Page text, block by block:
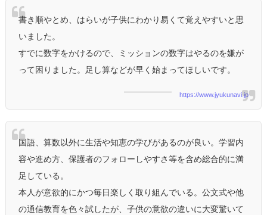
書き順やとめ、はらいが子供にわかり易くて覚えやすいと思
いました。
すでに数字をかけるので、ミッションの数字はやるのを嫌が
って困りました。足し算などが早く始まってほしいです。
https://www.jyukunavi.jp
国語、算数以外に生活や知恵の学びがあるのが良い。学習内
容や進め方、保護者のフォローしやすさ等を含め総合的に満
足している。
本人が意欲的にかつ毎日楽しく取り組んでいる。公文式や他
の通信教育を色々試したが、子供の意欲の違いに大変驚いて